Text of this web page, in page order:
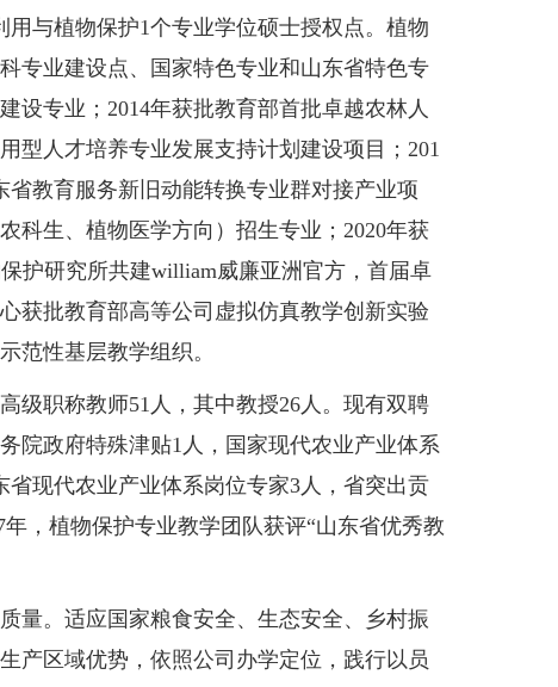
与植物保护1个专业学位硕士授权点。植物
专业建设点、国家特色专业和山东省特色专
设专业；2014年获批教育部首批卓越农林人
型人才培养专业发展支持计划建设项目；201
教育服务新旧动能转换专业群对接产业项
科生、植物医学方向）招生专业；2020年获
护研究所共建william威廉亚洲官方，首届卓
获批教育部高等公司虚拟仿真教学创新实验
范性基层教学组织。
职称教师51人，其中教授26人。现有双聘
院政府特殊津贴1人，国家现代农业产业体系
现代农业产业体系岗位专家3人，省突出贡
，植物保护专业教学团队获评“山东省优秀教
。适应国家粮食安全、生态安全、乡村振
产区域优势，依照公司办学定位，践行以员